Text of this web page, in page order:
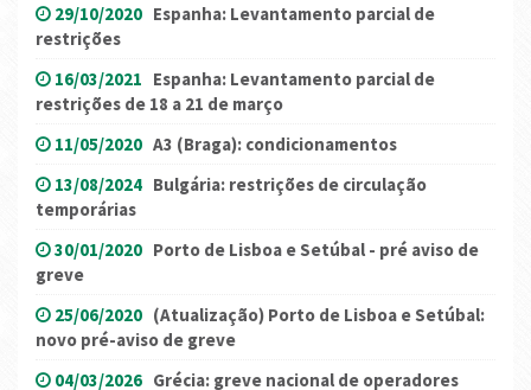
29/10/2020 Espanha: Levantamento parcial de
restrições
16/03/2021 Espanha: Levantamento parcial de
restrições de 18 a 21 de março
11/05/2020 A3 (Braga): condicionamentos
13/08/2024 Bulgária: restrições de circulação
temporárias
30/01/2020 Porto de Lisboa e Setúbal - pré aviso de
greve
25/06/2020 (Atualização) Porto de Lisboa e Setúbal:
novo pré-aviso de greve
04/03/2026 Grécia: greve nacional de operadores